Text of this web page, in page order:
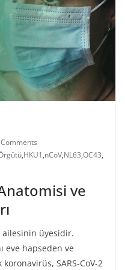
,HKU1,nCoV,NL63,OC43,
ve
üyesidir.
eve hapseden ve
SARS-CoV-2